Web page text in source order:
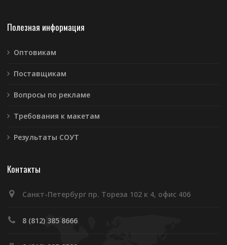
Полезная информация
Оптовикам
Поставщикам
Вопросы по рекламе
Требования к макетам
Результаты СОУТ
Контакты
Санкт-Петербург пр. Тореза 102 к 4, офис 406
8 (812) 385 8666